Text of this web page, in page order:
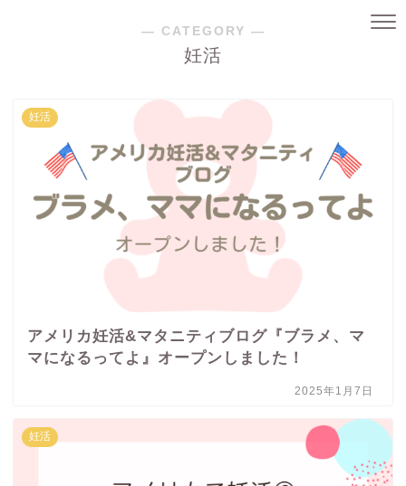
― CATEGORY ―
妊活
妊活
アメリカ妊活&マタニティブログ『ブラメ、マ
マになるってよ』オープンしました！
2025年1月7日
妊活